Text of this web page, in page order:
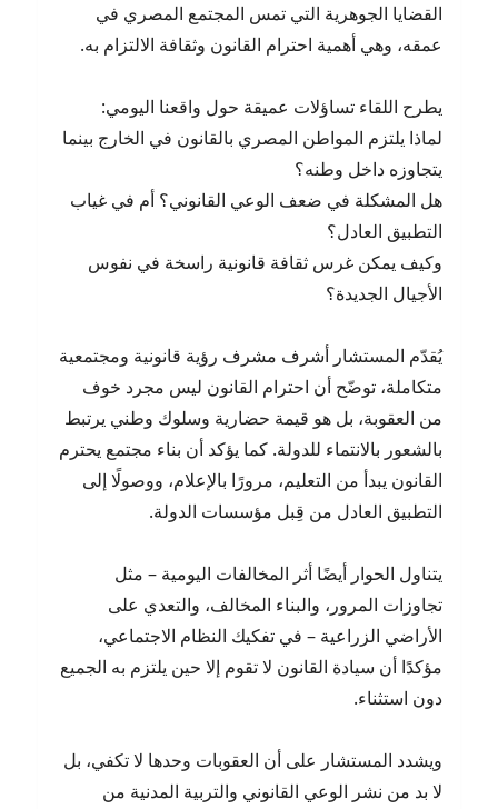
القضايا الجوهرية التي تمس المجتمع المصري في
عمقه، وهي أهمية احترام القانون وثقافة الالتزام به.
يطرح اللقاء تساؤلات عميقة حول واقعنا اليومي:
لماذا يلتزم المواطن المصري بالقانون في الخارج بينما
يتجاوزه داخل وطنه؟
هل المشكلة في ضعف الوعي القانوني؟ أم في غياب
التطبيق العادل؟
وكيف يمكن غرس ثقافة قانونية راسخة في نفوس
الأجيال الجديدة؟
يُقدّم المستشار أشرف مشرف رؤية قانونية ومجتمعية
متكاملة، توضّح أن احترام القانون ليس مجرد خوف
من العقوبة، بل هو قيمة حضارية وسلوك وطني يرتبط
بالشعور بالانتماء للدولة. كما يؤكد أن بناء مجتمع يحترم
القانون يبدأ من التعليم، مرورًا بالإعلام، ووصولًا إلى
التطبيق العادل من قِبل مؤسسات الدولة.
يتناول الحوار أيضًا أثر المخالفات اليومية – مثل
تجاوزات المرور، والبناء المخالف، والتعدي على
الأراضي الزراعية – في تفكيك النظام الاجتماعي،
مؤكدًا أن سيادة القانون لا تقوم إلا حين يلتزم به الجميع
دون استثناء.
ويشدد المستشار على أن العقوبات وحدها لا تكفي، بل
لا بد من نشر الوعي القانوني والتربية المدنية من